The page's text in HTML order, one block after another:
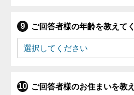
ご回答者様の年齢を教えて
ご回答者様のお住まいを教